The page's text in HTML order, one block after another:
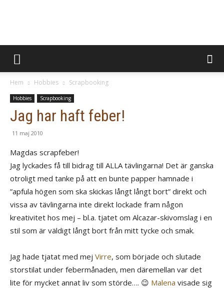
BevaraMinnen
Hem Hobbies Scrapbooking
Hobbies Scrapbooking
Jag har haft feber!
11 maj 2010
Magdas scrapfeber!
Jag lyckades få till bidrag till ALLA tävlingarna! Det är ganska
otroligt med tanke på att en bunte papper hamnade i
”apfula högen som ska skickas långt långt bort” direkt och
vissa av tävlingarna inte direkt lockade fram någon
kreativitet hos mej – bl.a. tjatet om Alcazar-skivomslag i en
stil som är väldigt långt bort från mitt tycke och smak.
Jag hade tjatat med mej Virre, som började och slutade
storstilat under febermånaden, men däremellan var det
lite för mycket annat liv som störde…. 😉 Malena visade sig